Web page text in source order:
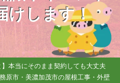
けします！
】本当にそのまま契約しても大丈夫
原市・美濃加茂市の屋根工事・外壁